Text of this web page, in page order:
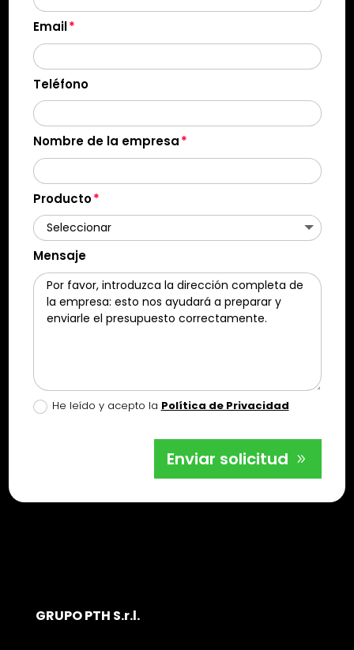
Email
Teléfono
Nombre de la empresa
Producto
Mensaje
He leído y acepto la Política de Privacidad
Enviar solicitud
GRUPO PTH S.r.l.